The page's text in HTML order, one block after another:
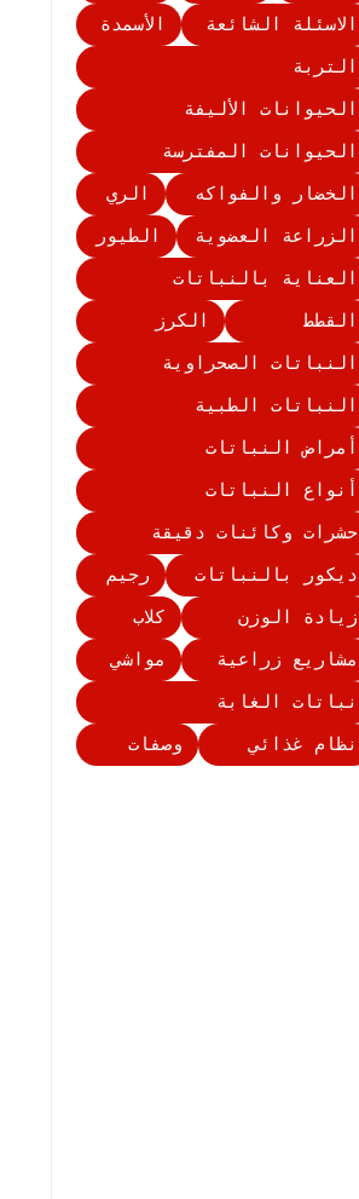
الاسئلة الشائعة
الأسمدة
التربة
الحيوانات الأليفة
الحيوانات المفترسة
الخضار والفواكه
الري
الزراعة العضوية
الطيور
العناية بالنباتات
القطط
الكرز
النباتات الصحراوية
النباتات الطبية
أمراض النباتات
أنواع النباتات
حشرات وكائنات دقيقة
ديكور بالنباتات
رجيم
زيادة الوزن
كلاب
مشاريع زراعية
مواشي
نباتات الغابة
نظام غذائي
وصفات